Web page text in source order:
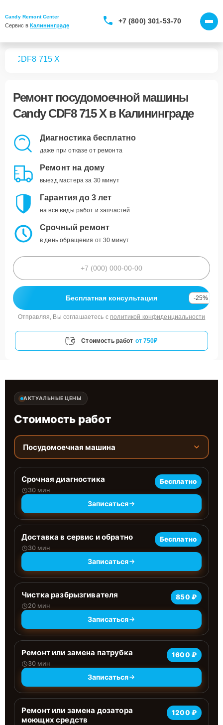
Candy Remont Center
Сервис в Калининграде
+7 (800) 301-53-70
CDF8 715 X
Ремонт посудомоечной машины
Candy CDF8 715 Xв Калининграде
Диагностика бесплатно
даже при отказе от ремонта
Ремонт на дому
выезд мастера за 30 минут
Гарантия до 3 лет
на все виды работ и запчастей
Срочный ремонт
в день обращения от 30 минут
Бесплатная консультация -25%
Отправляя, Вы соглашаетесь с политикой конфиденциальности
Стоимость работ от 750₽
АКТУАЛЬНЫЕ ЦЕНЫ
Стоимость работ
Посудомоечная машина
Срочная диагностика
30 мин
Бесплатно
Записаться
Доставка в сервис и обратно
30 мин
Бесплатно
Записаться
Чистка разбрызгивателя
20 мин
850 ₽
Записаться
Ремонт или замена патрубка
30 мин
1600 ₽
Записаться
Ремонт или замена дозатора
моющих средств
1200 ₽